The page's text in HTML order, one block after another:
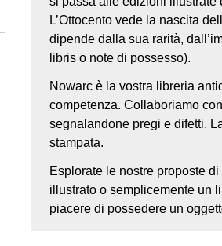
L’Ottocento vede la nascita
dipende dalla sua rarità,
libris o note di possesso).
Nowarc è la vostra libreria
competenza. Collaboriamo
segnalandone pregi e difetti.
stampata.
Esplorate le nostre proposte
illustrato o semplicemente un
piacere di possedere un